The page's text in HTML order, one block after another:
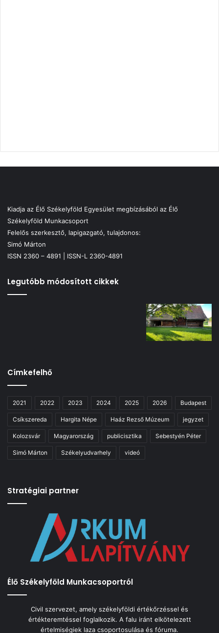
Kiadja az Élő Székelyföld Egyesület megbízásából az Élő
Székelyföld Munkacsoport
Felelős szerkesztő, lapigazgató, tulajdonos:
Simó Márton
ISSN 2360 – 4891 | ISSN-L 2360-4891
Legutóbb módosított cikkek
Címkefelhő
2021 2022 2023 2024 2025 2026 Budapest
Csíkszereda Hargita Népe Haáz Rezső Múzeum jegyzet
Kolozsvár Magyarország publicisztika Sebestyén Péter
Simó Márton Székelyudvarhely videó
Stratégiai partner
Élő Székelyföld Munkacsoportról
Civil szervezet, amely székelyföldi értékőrzéssel és
értékteremtéssel foglalkozik. A falu iránt elkötelezett
értelmiségiek laza csoportosulása és fóruma.